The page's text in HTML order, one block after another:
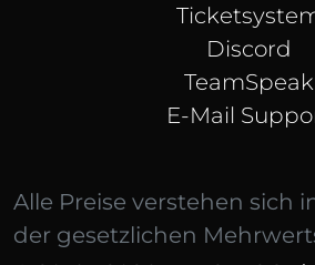
Discord
TeamSpeak
E-Mail
Alle Preise verstehen sich
der gesetzlichen